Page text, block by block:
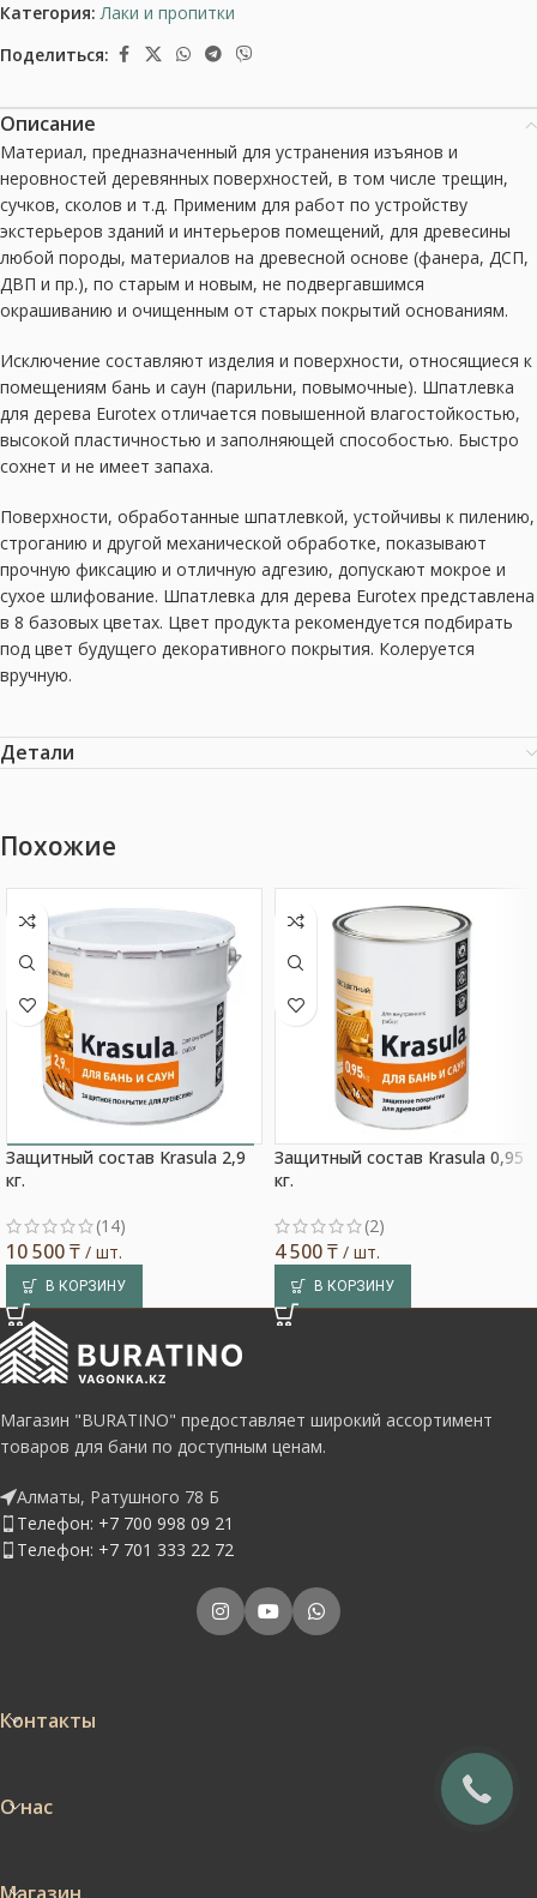
Категория: Лаки и пропитки
Поделиться:
Описание
Материал, предназначенный для устранения изъянов и
неровностей деревянных поверхностей, в том числе трещин,
сучков, сколов и т.д. Применим для работ по устройству
экстерьеров зданий и интерьеров помещений, для древесины
любой породы, материалов на древесной основе (фанера, ДСП,
ДВП и пр.), по старым и новым, не подвергавшимся
окрашиванию и очищенным от старых покрытий основаниям.
Исключение составляют изделия и поверхности, относящиеся к
помещениям бань и саун (парильни, повымочные). Шпатлевка
для дерева Eurotex отличается повышенной влагостойкостью,
высокой пластичностью и заполняющей способостью. Быстро
сохнет и не имеет запаха.
Поверхности, обработанные шпатлевкой, устойчивы к пилению,
строганию и другой механической обработке, показывают
прочную фиксацию и отличную адгезию, допускают мокрое и
сухое шлифование. Шпатлевка для дерева Eurotex представлена
в 8 базовых цветах. Цвет продукта рекомендуется подбирать
под цвет будущего декоративного покрытия. Колеруется
вручную.
Детали
Похожие
Выбор покупателя
Защитный состав Krasula 2,9
кг.
(14)
10 500₸ / шт.
В КОРЗИНУ
Защитный состав Krasula 0,95
кг.
(2)
4 500₸ / шт.
В КОРЗИНУ
Магазин "BURATINO" предоставляет широкий ассортимент
товаров для бани по доступным ценам.
Алматы, Ратушного 78 Б
Телефон: +7 700 998 09 21
Телефон: +7 701 333 22 72
Контакты
О нас